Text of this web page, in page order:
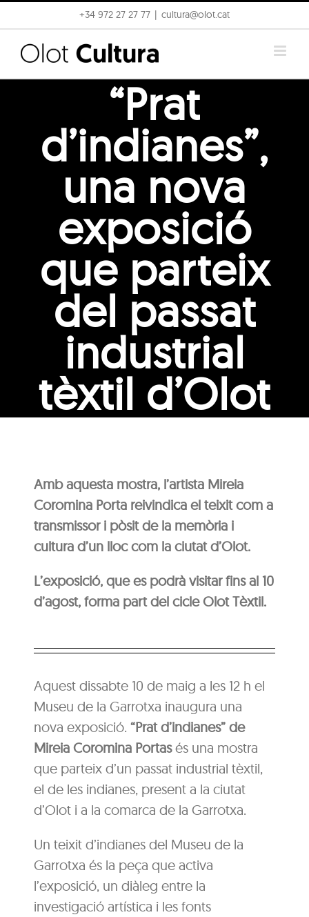
to
content
+34 972 27 27 77 cultura@olot.cat
“Prat
d’indianes”,
una nova
exposició
que parteix
del passat
industrial
tèxtil d’Olot
Amb aquesta mostra, l’artista Mireia
Coromina Porta reivindica el teixit com a
transmissor i pòsit de la memòria i
cultura d’un lloc com la ciutat d’Olot.
L’exposició, que es podrà visitar fins al 10
d’agost, forma part del cicle Olot Tèxtil.
Aquest dissabte 10 de maig a les 12 h el
Museu de la Garrotxa inaugura una
nova exposició.“Prat d’indianes” de
Mireia Coromina Portasés una mostra
que parteix d’un passat industrial tèxtil,
el de les indianes, present a la ciutat
d’Olot i a la comarca de la Garrotxa.
Un teixit d’indianes del Museu de la
Garrotxa és la peça que activa
l’exposició, un diàleg entre la
investigació artística i les fonts